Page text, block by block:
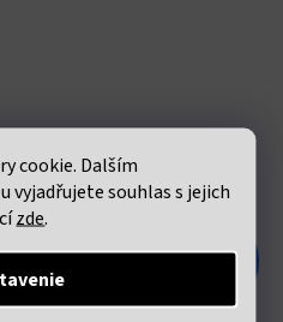
cookie. Dalším
souhlas s jejich
zde.
€7,46